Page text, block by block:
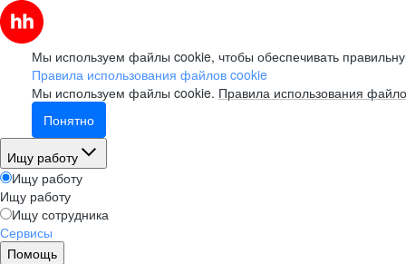
Мы используем файлы cookie, чтобы обеспечивать
Правила использования файлов cookie
Мы используем файлы cookie. Правила использования
Понятно
Ищу работу
Ищу работу
Ищу работу
Ищу сотрудника
Сервисы
Помощь